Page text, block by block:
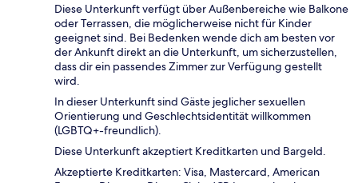
Diese Unterkunft verfügt über Außenbereiche wie Balkone
oder Terrassen, die möglicherweise nicht für Kinder
geeignet sind. Bei Bedenken wende dich am besten vor
der Ankunft direkt an die Unterkunft, um sicherzustellen,
dass dir ein passendes Zimmer zur Verfügung gestellt
wird.
In dieser Unterkunft sind Gäste jeglicher sexuellen
Orientierung und Geschlechtsidentität willkommen
(LGBTQ+-freundlich).
Diese Unterkunft akzeptiert Kreditkarten und Bargeld.
Akzeptierte Kreditkarten: Visa, Mastercard, American